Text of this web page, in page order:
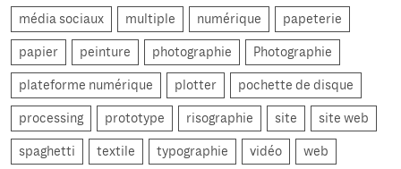
média sociaux multiple numérique papeterie
papier peinture photographie Photographie
plateforme numérique plotter pochette de disque
processing prototype risographie site site web
spaghetti textile typographie vidéo web